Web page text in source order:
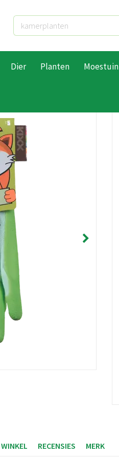
Dier Planten Moestuin
WINKEL RECENSIES MERK